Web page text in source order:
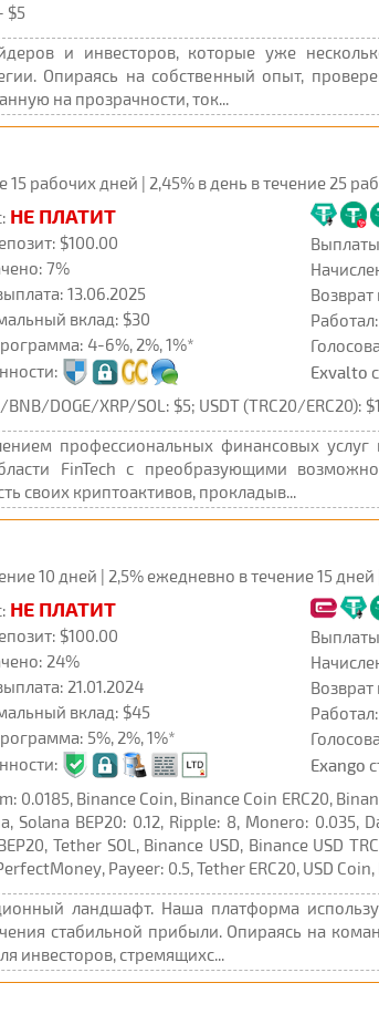
$5
и инвесторов, которые уже
Опираясь на собственный опыт,
на прозрачности, ток...
рабочих дней | 2,45% в день в течение 25
НЕ ПЛАТИТ
$100.00
7%
13.06.2025
вклад: $30
4-6%, 2%, 1%*
Возврат
Exvalto
DOGE/XRP/SOL: $5; USDT (TRC20/ERC20):
профессиональных финансовых
FinTech с преобразующими
своих криптоактивов, прокладыв...
10 дней | 2,5% ежедневно в течение 15
НЕ ПЛАТИТ
$100.00
24%
21.01.2024
вклад: $45
5%, 2%, 1%*
Возврат
Exango
Binance Coin, Binance Coin ERC20,
Solana BEP20: 0.12, Ripple: 8, Monero: 0.035,
Tether SOL, Binance USD, Binance USD
Payeer: 0.5, Tether ERC20, USD Coin,
ландшафт. Наша платформа
стабильной прибыли. Опираясь на
инвесторов, стремящихс...